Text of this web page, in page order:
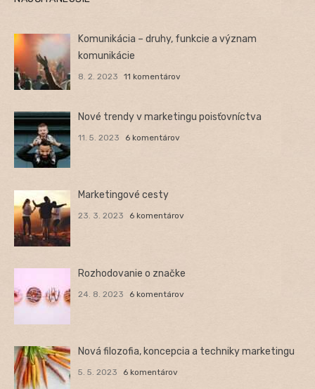
Komunikácia – druhy, funkcie a význam
komunikácie
8. 2. 2023 11 komentárov
Nové trendy v marketingu poisťovníctva
11. 5. 2023 6 komentárov
Marketingové cesty
23. 3. 2023 6 komentárov
Rozhodovanie o značke
24. 8. 2023 6 komentárov
Nová filozofia, koncepcia a techniky marketingu
5. 5. 2023 6 komentárov